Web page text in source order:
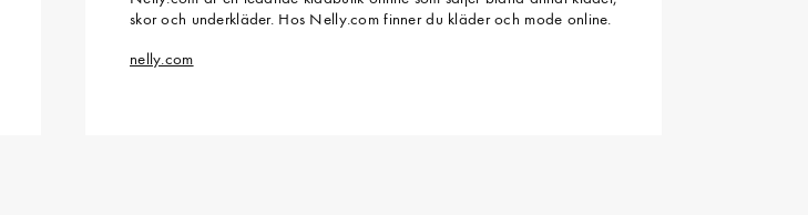
skor och underkläder. Hos Nelly.com finner du kläder och mode online.
nelly.com